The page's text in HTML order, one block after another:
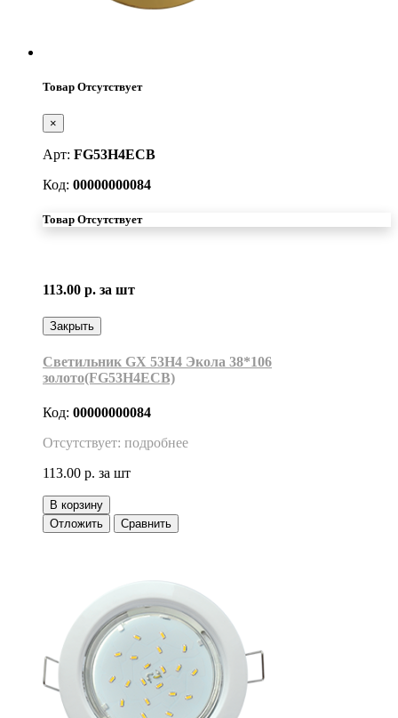
Товар Отсутствует
×
Арт: FG53H4ECB
Код: 00000000084
Товар Отсутствует
113.00 р. за шт
Закрыть
Светильник GX 53H4 Экола 38*106
золото(FG53H4ECB)
Код: 00000000084
Отсутствует: подробнее
113.00 р. за шт
В корзину
Отложить
Сравнить